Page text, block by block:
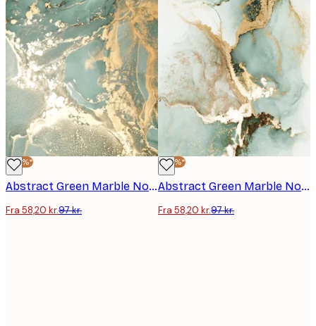
-40%*
Abstract Green Marble No1 Plakat
Fra 58,20 kr.97 kr.
-40%*
Abstract Green Marble No2 Plakat
Fra 58,20 kr.97 kr.